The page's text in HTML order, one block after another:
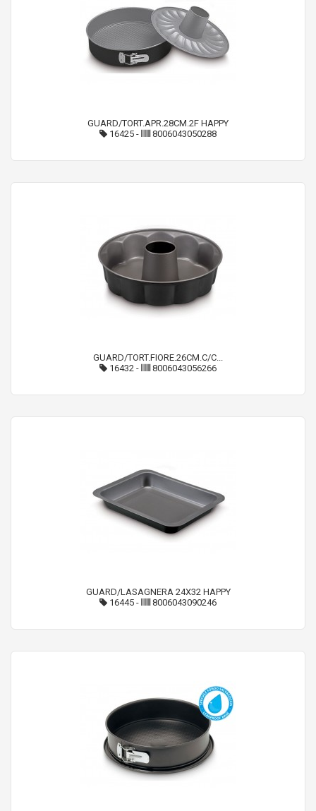
GUARD/TORT.APR.28CM.2F HAPPY
16425 - 8006043050288
GUARD/TORT.FIORE.26CM.C/C...
16432 - 8006043056266
GUARD/LASAGNERA 24X32 HAPPY
16445 - 8006043090246